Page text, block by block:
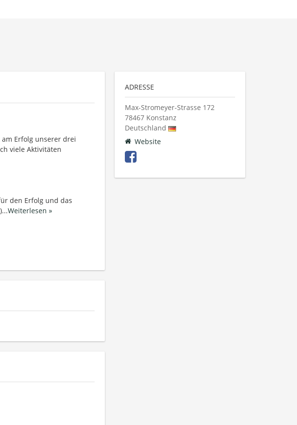
am Erfolg unserer drei
viele Aktivitäten
den Erfolg und das
...Weiterlesen »
ADRESSE
Max-Stromeyer-Strasse 172
78467 Konstanz
Deutschland
Website